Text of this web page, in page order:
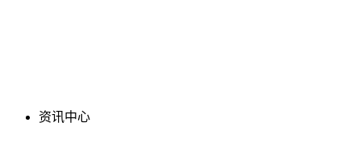
资讯中心